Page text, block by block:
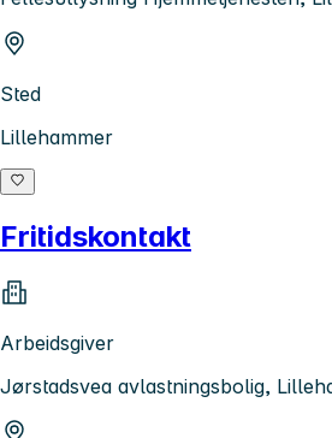
Sted
Lillehammer
Fritidskontakt
Arbeidsgiver
Jørstadsvea avlastningsbolig,